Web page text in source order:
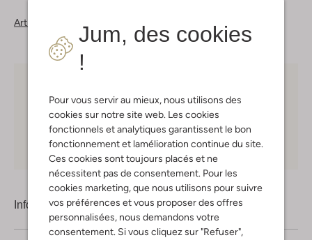
Jum, des cookies
!
Pour vous servir au mieux, nous utilisons des
cookies sur notre site web. Les cookies
fonctionnels et analytiques garantissent le bon
fonctionnement et lamélioration continue du site.
Ces cookies sont toujours placés et ne
nécessitent pas de consentement. Pour les
cookies marketing, que nous utilisons pour suivre
vos préférences et vous proposer des offres
personnalisées, nous demandons votre
consentement. Si vous cliquez sur "Refuser",
Articles similaires
30 joursde retours
Shopping en ligne en toute sécurité
Information produit